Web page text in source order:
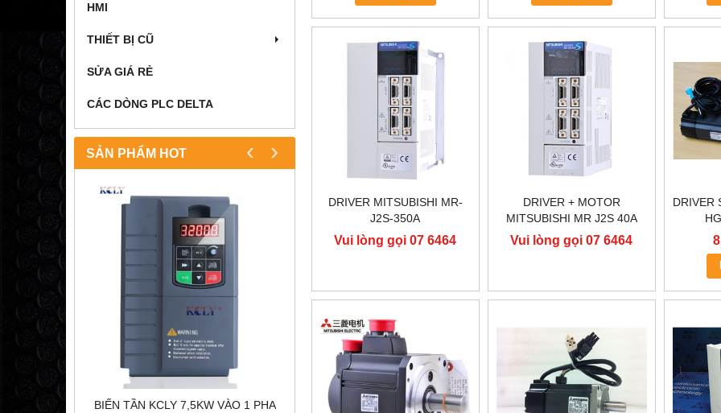
HMI
THIẾT BỊ CŨ
SỬA GIÁ RẺ
CÁC DÒNG PLC DELTA
SẢN PHẨM HOT
BIẾN TẦN KCLY 7,5KW VÀO 1 PHA
BÓNG ĐÈN CAO ÁP LCD HMI MỚI
BÓNG ĐÈN CAO ÁP LCD HMI MỚI
‹ ›
DRIVER MITSUBISHI MR-
J2S-350A
Vui lòng gọi 07 6464
DRIVER + MOTOR
MITSUBISHI MR J2S 40A
Vui lòng gọi 07 6464
DRIVER